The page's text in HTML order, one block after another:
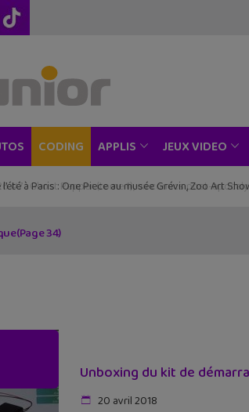
CODING APPLIS JEUX VIDEO
à Paris : One Piece au musée Grévin, Zoo Art
(Page 34)
Unboxing du kit de
20 avril 2018